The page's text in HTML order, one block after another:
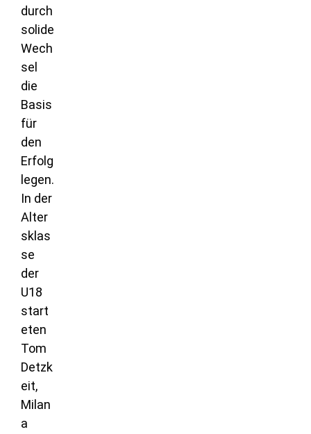
durch
solide
Wech
sel
die
Basis
für
den
Erfolg
legen.
In der
Alter
sklas
se
der
U18
start
eten
Tom
Detzk
eit,
Milan
a